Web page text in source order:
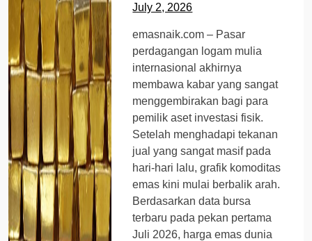
July 2, 2026
emasnaik.com – Pasar
perdagangan logam mulia
internasional akhirnya
membawa kabar yang sangat
menggembirakan bagi para
pemilik aset investasi fisik.
Setelah menghadapi tekanan
jual yang sangat masif pada
hari-hari lalu, grafik komoditas
emas kini mulai berbalik arah.
Berdasarkan data bursa
terbaru pada pekan pertama
Juli 2026, harga emas dunia